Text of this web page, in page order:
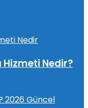
Hizmeti Nedir?